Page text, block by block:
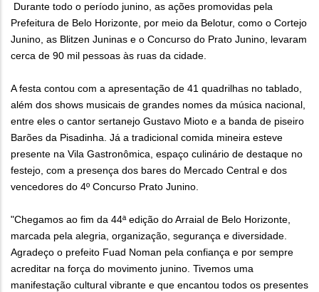
Durante todo o período junino, as ações promovidas pela
Prefeitura de Belo Horizonte, por meio da Belotur, como o Cortejo
Junino, as Blitzen Juninas e o Concurso do Prato Junino, levaram
cerca de 90 mil pessoas às ruas da cidade.
A festa contou com a apresentação de 41 quadrilhas no tablado,
além dos shows musicais de grandes nomes da música nacional,
entre eles o cantor sertanejo Gustavo Mioto e a banda de piseiro
Barões da Pisadinha. Já a tradicional comida mineira esteve
presente na Vila Gastronômica, espaço culinário de destaque no
festejo, com a presença dos bares do Mercado Central e dos
vencedores do 4º Concurso Prato Junino.
"Chegamos ao fim da 44ª edição do Arraial de Belo Horizonte,
marcada pela alegria, organização, segurança e diversidade.
Agradeço o prefeito Fuad Noman pela confiança e por sempre
acreditar na força do movimento junino. Tivemos uma
manifestação cultural vibrante e que encantou todos os presentes